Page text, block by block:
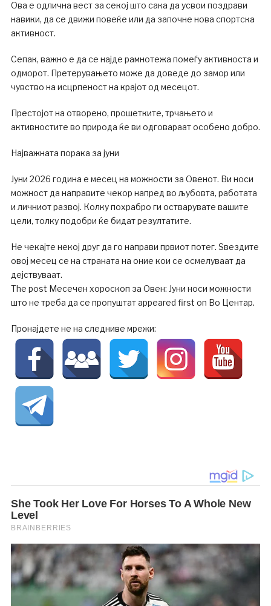
Ова е одлична вест за секој што сака да усвои поздрави
навики, да се движи повеќе или да започне нова спортска
активност.
Сепак, важно е да се најде рамнотежа помеѓу активноста и
одморот. Претерувањето може да доведе до замор или
чувство на исцрпеност на крајот од месецот.
Престојот на отворено, прошетките, трчањето и
активностите во природа ќе ви одговараат особено добро.
Најважната порака за јуни
Јуни 2026 година е месец на можности за Овенот. Ви носи
можност да направите чекор напред во љубовта, работата
и личниот развој. Колку похрабро ги остварувате вашите
цели, толку подобри ќе бидат резултатите.
Не чекајте некој друг да го направи првиот потег. Ѕвездите
овој месец се на страната на оние кои се осмелуваат да
дејствуваат.
The post Месечен хороскоп за Овен: Јуни носи можности
што не треба да се пропуштат appeared first on Во Центар.
Пронајдете не на следниве мрежи: